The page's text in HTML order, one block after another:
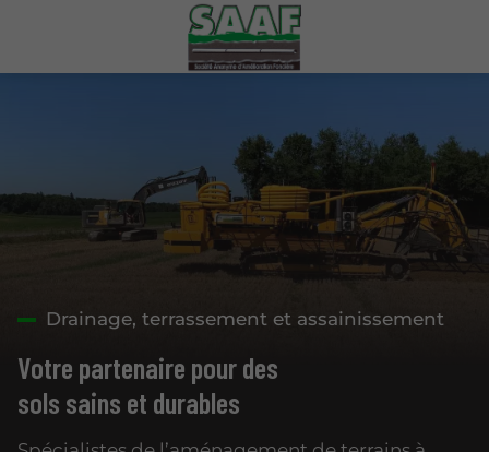
Drainage, terrassement et assainissement
Votre partenaire pour des
sols sains et durables